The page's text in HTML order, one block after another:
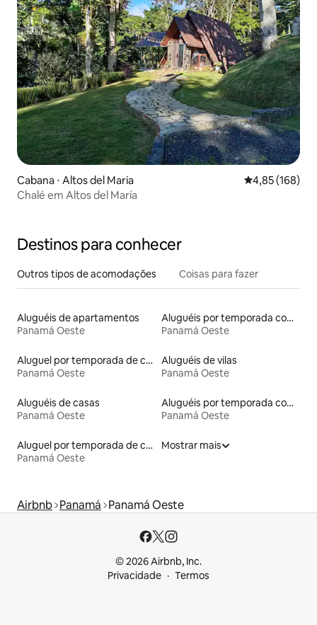
Cabana ⋅ Altos del Maria 4,85 de uma
4,85 (168)
Chalé em Altos del María
Destinos para conhecer
Outros tipos de acomodações Coisas para fazer
Aluguéis de apartamentos
Panamá Oeste
Aluguéis por temporada com banheira de hidromassagem
Panamá Oeste
Aluguel por temporada de casas de hóspedes
Panamá Oeste
Aluguéis de vilas
Panamá Oeste
Aluguéis de casas
Panamá Oeste
Aluguéis por temporada com caiaque
Panamá Oeste
Aluguel por temporada de casas de veraneio
Panamá Oeste
Mostrar mais
Airbnb Panamá Panamá Oeste
© 2026 Airbnb, Inc.
Privacidade
Termos